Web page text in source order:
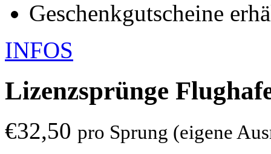
Geschenkgutscheine
INFOS
Lizenzsprünge
€32,50 pro Sprung (eigene